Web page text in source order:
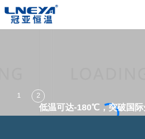
低温可达-180℃，突破国